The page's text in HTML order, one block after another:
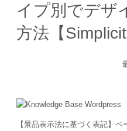
イプ別でデザ
方法【
【景品表示法に基づく表記】